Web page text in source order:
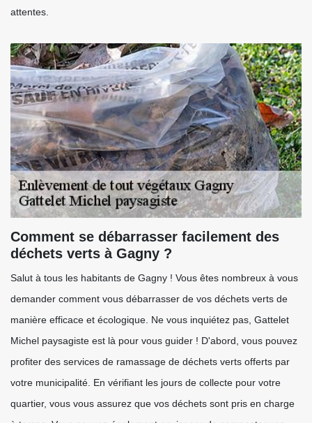
attentes.
Comment se débarrasser facilement des
déchets verts à Gagny ?
Salut à tous les habitants de Gagny ! Vous êtes nombreux à vous
demander comment vous débarrasser de vos déchets verts de
manière efficace et écologique. Ne vous inquiétez pas, Gattelet
Michel paysagiste est là pour vous guider ! D'abord, vous pouvez
profiter des services de ramassage de déchets verts offerts par
votre municipalité. En vérifiant les jours de collecte pour votre
quartier, vous vous assurez que vos déchets sont pris en charge